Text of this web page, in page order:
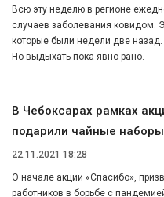
Всю эту неделю в регионе
случаев заболевания ковидом.
которые были недели две
Но выдыхать пока явно рано.
В Чебоксарах рамках
подарили чайные
22.11.2021 18:28
О начале акции «Спасибо»,
работников в борьбе с